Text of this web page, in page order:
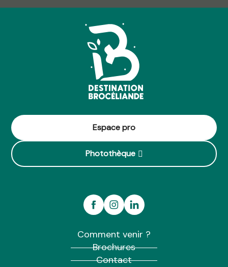
Espace pro
Photothèque
Comment venir ?
Brochures
Contact